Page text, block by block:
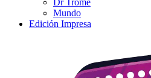
Dr Trome
Mundo
Edición Impresa